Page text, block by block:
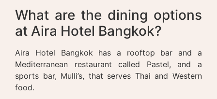
What are the dining options
at Aira Hotel Bangkok?
Aira Hotel Bangkok has a rooftop bar and a
Mediterranean restaurant called Pastel, and a
sports bar, Mulli’s, that serves Thai and Western
food.